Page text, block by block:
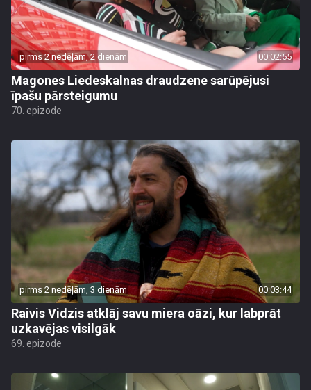
pirms 2 nedēļām, 2 dienām 00:02:55
Magones Liedeskalnas draudzene sarūpējusi
īpašu pārsteigumu
70. epizode
pirms 2 nedēļām, 3 dienām 00:03:44
Raivis Vidzis atklāj savu miera oāzi, kur labprāt
uzkavējas visilgāk
69. epizode